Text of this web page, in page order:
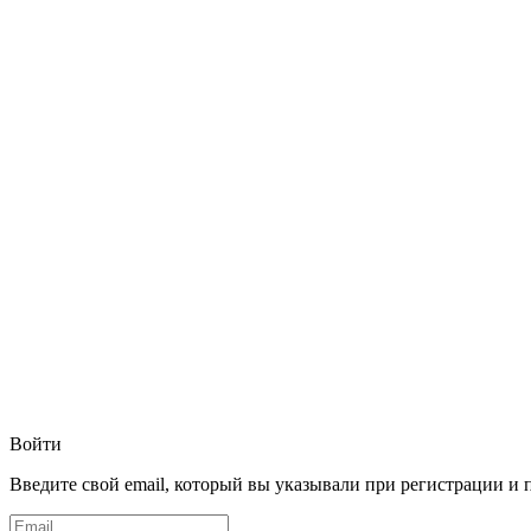
Войти
Введите свой email, который вы указывали при регистрации и